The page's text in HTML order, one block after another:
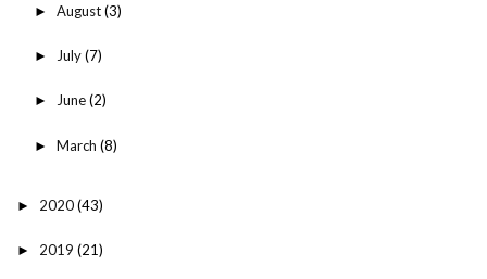
► August(3)
► July(7)
► June(2)
► March (8)
► 2020(43)
► 2019 (21)